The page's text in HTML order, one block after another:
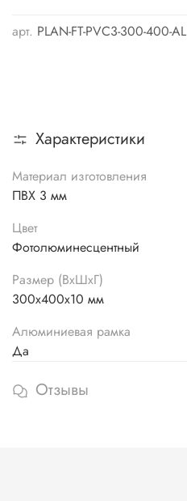
арт. PLAN-FT-PVC3-300-400-AL
Характеристики
Материал изготовления
ПВХ 3 мм
Цвет
Фотолюминесцентный
Размер (ВхШхГ)
300х400х10 мм
Алюминиевая рамка
Да
Отзывы